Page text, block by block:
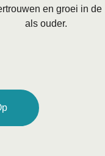
en groei in de
als ouder.